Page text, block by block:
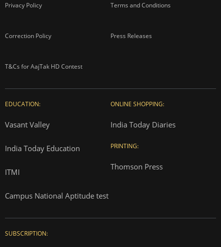
Privacy Policy Terms and Conditions
Correction Policy Press Releases
T&Cs for AajTak HD Contest
EDUCATION:
Vasant Valley
India Today Education
ITMI
Campus National Aptitude test
ONLINE SHOPPING:
India Today Diaries
PRINTING:
Thomson Press
SUBSCRIPTION: